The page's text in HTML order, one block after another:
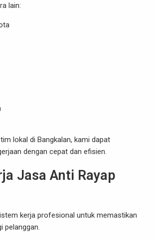
lain:
lokal di Bangkalan, kami dapat
dengan cepat dan efisien.
Jasa Anti Rayap
kerja profesional untuk memastikan
pelanggan.